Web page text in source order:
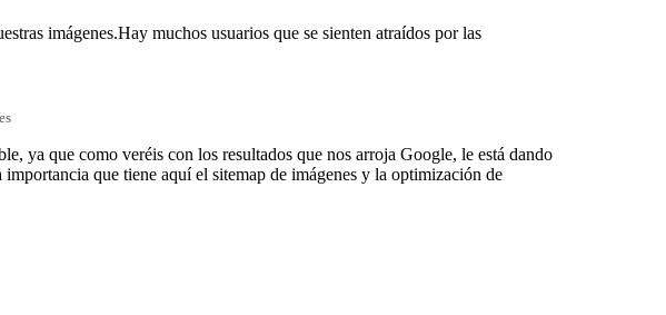
imágenes.Hay muchos usuarios que se sienten atraídos por las
ya que como veréis con los resultados que nos arroja Google, le está dando
que tiene aquí el sitemap de imágenes y la optimización de